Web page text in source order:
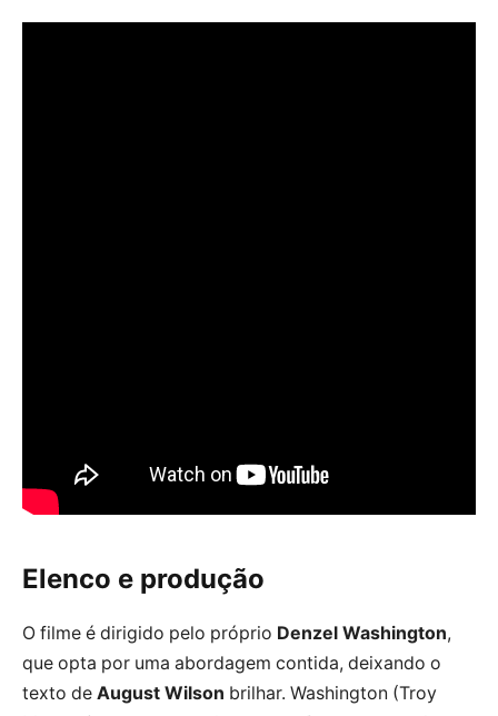
Elenco e produção
O filme é dirigido pelo próprio Denzel Washington,
que opta por uma abordagem contida, deixando o
texto de August Wilson brilhar. Washington (Troy